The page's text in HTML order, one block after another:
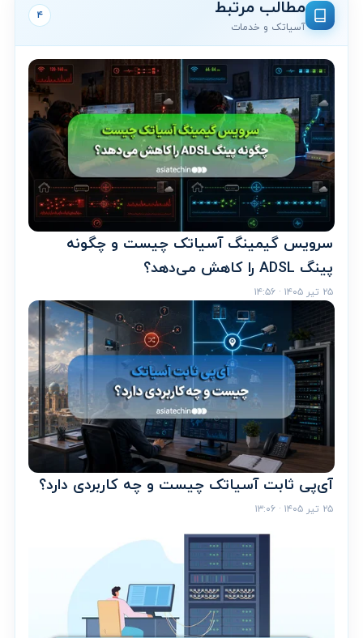
مطالب مرتبط
آسیاتک و خدمات
۴
سرویس گیمینگ آسیاتک چیست و چگونه
پینگ ADSL را کاهش می‌دهد؟
۲۵ تیر ۱۴۰۵ · ۱۴:۵۶
آی‌پی ثابت آسیاتک چیست و چه کاربردی دارد؟
۲۵ تیر ۱۴۰۵ · ۱۳:۰۶